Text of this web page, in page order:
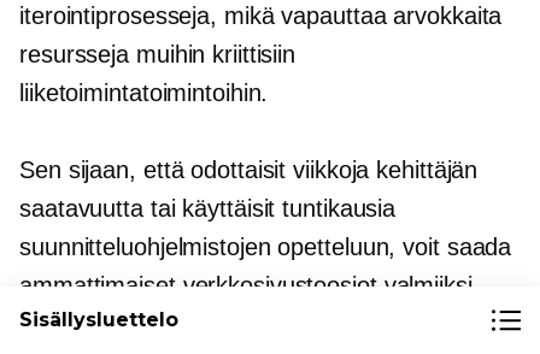
iterointiprosesseja, mikä vapauttaa arvokkaita
resursseja muihin kriittisiin
liiketoimintatoimintoihin.
Sen sijaan, että odottaisit viikkoja kehittäjän
saatavuutta tai käyttäisit tuntikausia
suunnitteluohjelmistojen opetteluun, voit saada
ammattimaiset verkkosivustoosiot valmiiksi
minuuteissa.markkinoilletulonopeus
etu voi olla
Sisällysluettelo